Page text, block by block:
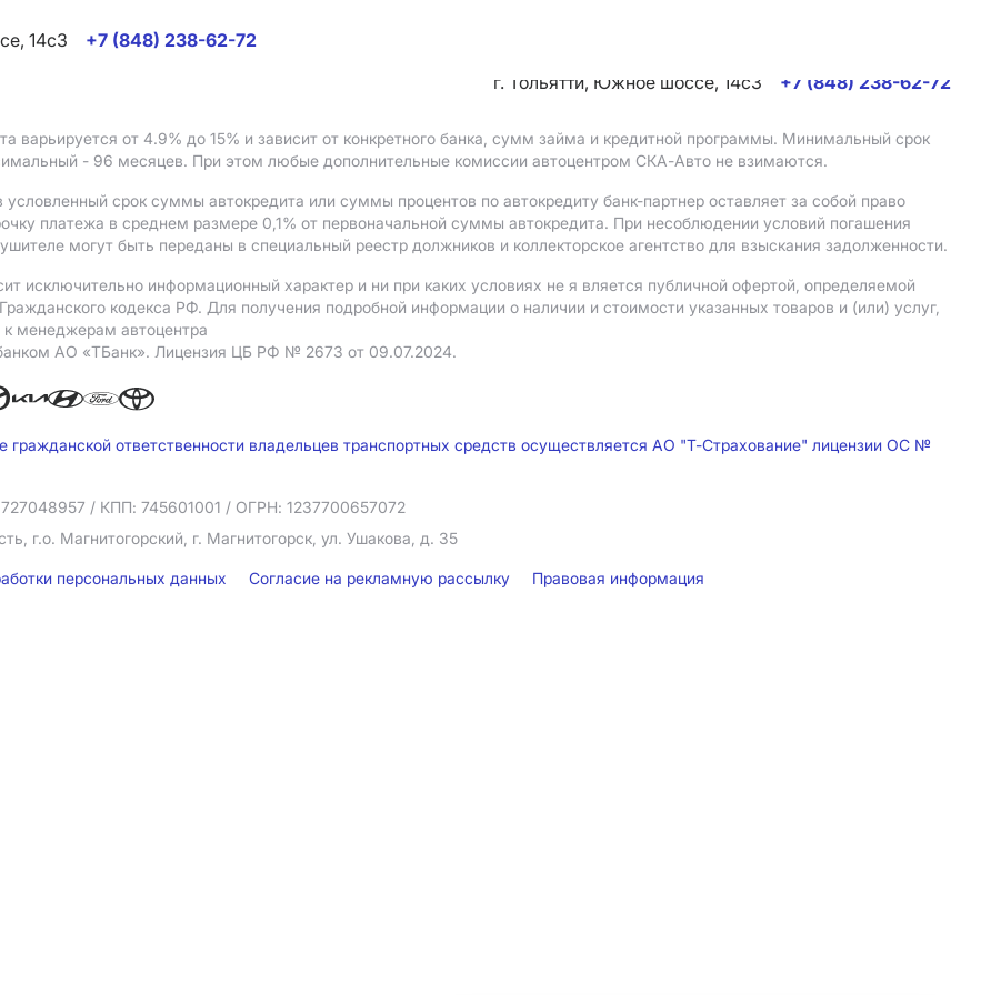
14с3
+7 (848) 238-62-72
г. Тольятти, Южное шоссе, 14с3
+7 (848) 238-62-72
варьируется от 4.9% до 15% и зависит от конкретного банка, сумм займа и кредитной программы. Минимальный срок
- 96 месяцев. При этом любые дополнительные комиссии автоцентром СКА-Авто не взимаются.
срок суммы автокредита или суммы процентов по автокредиту банк-партнер оставляет за собой право
платежа в среднем размере 0,1% от первоначальной суммы автокредита. При несоблюдении условий погашения
могут быть переданы в специальный реестр должников и коллекторское агентство для взыскания задолженности.
исключительно информационный характер и ни при каких условиях не я вляется публичной офертой, определяемой
кодекса РФ. Для получения подробной информации о наличии и стоимости указанных товаров и (или) услуг,
менеджерам автоцентра
АO «ТБанк». Лицензия ЦБ РФ № 2673 от 09.07.2024.
гражданской ответственности владельцев транспортных средств осуществляется АО "Т-Страхование" лицензии ОС №
/ КПП: 745601001 / ОГРН: 1237700657072
г.о. Магнитогорский, г. Магнитогорск, ул. Ушакова, д. 35
персональных данных Согласие на рекламную рассылку Правовая информация